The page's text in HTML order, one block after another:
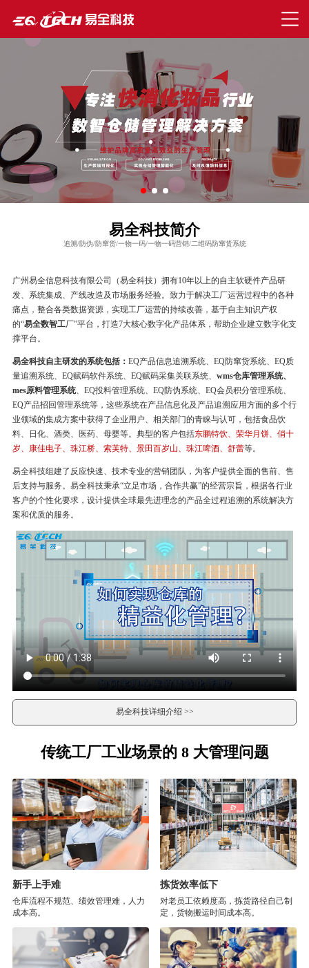
易全科技简介
追溯/防伪/防窜货/一物一码/一物一码营销/二维码防窜货系统
广州易全信息科技有限公司（易全科技）拥有10年以上的自主软硬件产品研
发、系统集成、产线改造及市场服务经验。致力于解决工厂运营过程中的各种
痛点，整合各类数据资源，实现工厂运营的持续改善，基于自主知识产权
的“易全数智工厂”平台，打造7大核心数字化产品体系，帮助企业建立数字化支
撑平台。
易全科技自主研发的系统包括： EQ产品信息追溯系统、EQ防窜货系统、EQ质
量追溯系统、EQ赋码软件系统、EQ赋码采集关联系统、 wms仓库管理系统、
mes原料管理系统、EQ投料管理系统、EQ防伪系统、EQ会员积分管理系统、
EQ产品招回管理系统等，这些系统在产品信息化及产品追溯应用方面的多个行
业领域的集成方案中获得了企业用户、相关部门的青睐与认可，包括食品饮
料、日化、酒类、医药、母婴等。典型的客户包括东鹏特饮、荣华月饼、俏十
岁、康佳电子、珠江桥、索芙特、景田百岁山、珠江啤酒、舒蕾等。
易全科技组建了反应快速、技术专业的营销团队，为客户提供全面的售前、售
后支持与服务。易全科技秉承“立足市场，合作共赢”的经营宗旨，根据各行业
客户的个性化要求，设计提供全球最先进理念的产品全过程追溯的系统解决方
案和优质的服务。
易全科技详细介绍 >>
传统工厂工业场景的 8 大管理问题
新手上手难
仓库流程不规范、绩效管理难，人力
成本高。
拣货效率低下
对老员工依赖度高，拣货路径自己制
定，货物搬运时间成本高。